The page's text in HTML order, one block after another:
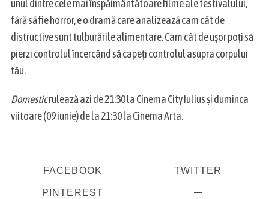
unul dintre cele mai înspăimântătoare filme ale festivalului,
fără să fie horror, e o dramă care analizează cam cât de
distructive sunt tulburările alimentare. Cam cât de ușor poți să
pierzi controlul încercând să capeți controlul asupra corpului
tău.
Domesticrulează azi de 21:30 la Cinema City Iulius și duminca
viitoare (09 iunie) de la 21:30 la Cinema Arta.
FACEBOOK TWITTER
PINTEREST